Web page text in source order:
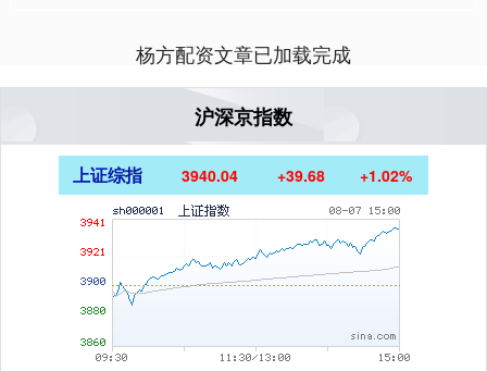
杨方配资文章已加载完成
沪深京指数
上证综指 3940.04 +39.68 +1.02%